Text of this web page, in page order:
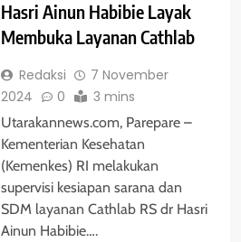
Hasri Ainun Habibie Layak
Membuka Layanan Cathlab
Redaksi
7 November
2024
0 3 mins
Utarakannews.com, Parepare –
Kementerian Kesehatan
(Kemenkes) RI melakukan
supervisi kesiapan sarana dan
SDM layanan Cathlab RS dr Hasri
Ainun Habibie….